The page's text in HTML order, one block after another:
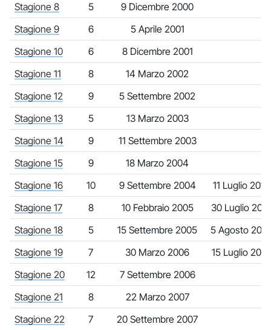
Stagione 8
5
9 Dicembre 2000
Stagione 9
6
5 Aprile 2001
Stagione 10
6
8 Dicembre 2001
Stagione 11
8
14 Marzo 2002
Stagione 12
9
5 Settembre 2002
Stagione 13
5
13 Marzo 2003
Stagione 14
9
11 Settembre 2003
Stagione 15
9
18 Marzo 2004
Stagione 16
10 9 Settembre 2004
11 Luglio 2012
Stagione 17
8 10 Febbraio 2005
30 Luglio 2013
Stagione 18
5 15 Settembre 2005
5 Agosto 2014
Stagione 19
7 30 Marzo 2006
15 Luglio 2015
Stagione 20
12
7 Settembre 2006
Stagione 21
8
22 Marzo 2007
Stagione 22
7 20 Settembre 2007